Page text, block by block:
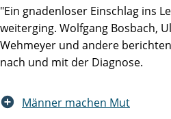
"Ein gnadenloser Einschlag ins
weiterging. Wolfgang Bosbach,
Wehmeyer und andere
nach und mit der Diagnose.
Männer machen Mut